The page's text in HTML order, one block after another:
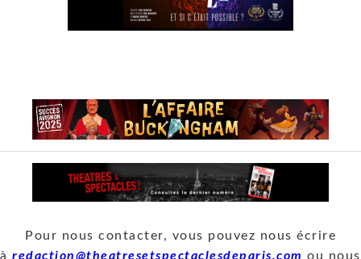
Pour nous contacter, vous pouvez nous écrire
àredaction@theatresetspectaclesdeparis.com ou nous